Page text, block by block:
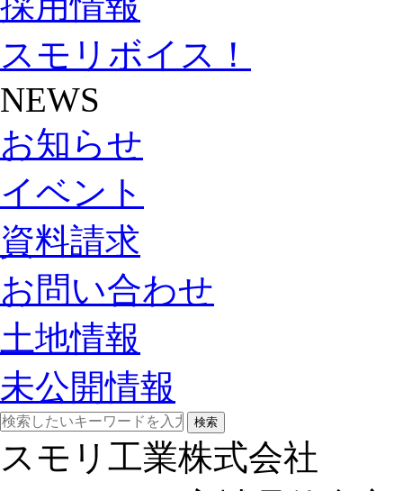
スモリボイス！
NEWS
お知らせ
イベント
資料請求
お問い合わせ
土地情報
未公開情報
検索
スモリ工業株式会社